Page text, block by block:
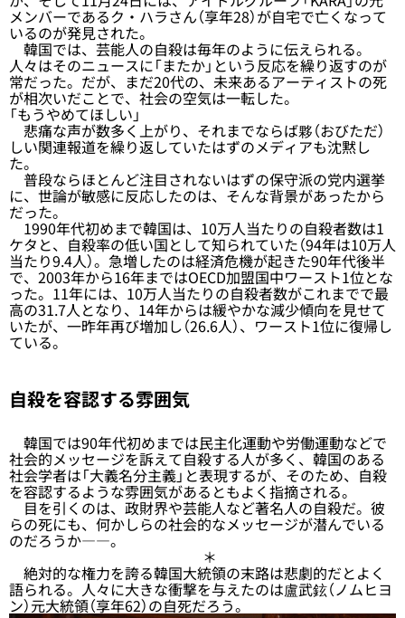
メンバーであるク・ハラさん（享年28）が自宅で亡くなって
いるのが発見された。
韓国では、芸能人の自殺は毎年のように伝えられる。
人々はそのニュースに「またか」という反応を繰り返すのが
常だった。だが、まだ20代の、未来あるアーティストの死
が相次いだことで、社会の空気は一転した。
「もうやめてほしい」
悲痛な声が数多く上がり、それまでならば夥（おびただ）
しい関連報道を繰り返していたはずのメディアも沈黙し
た。
普段ならほとんど注目されないはずの保守派の党内選挙
に、世論が敏感に反応したのは、そんな背景があったから
だった。
1990年代初めまで韓国は、10万人当たりの自殺者数は1
ケタと、自殺率の低い国として知られていた（94年は10万人
当たり9.4人）。急増したのは経済危機が起きた90年代後半
で、2003年から16年まではOECD加盟国中ワースト1位とな
った。11年には、10万人当たりの自殺者数がこれまでで最
高の31.7人となり、14年からは緩やかな減少傾向を見せて
いたが、一昨年再び増加し（26.6人）、ワースト1位に復帰し
ている。
自殺を容認する雰囲気
韓国では90年代初めまでは民主化運動や労働運動などで
社会的メッセージを訴えて自殺する人が多く、韓国のある
社会学者は「大義名分主義」と表現するが、そのため、自殺
を容認するような雰囲気があるともよく指摘される。
目を引くのは、政財界や芸能人など著名人の自殺だ。彼
らの死にも、何かしらの社会的なメッセージが潜んでいる
のだろうか――。
＊
絶対的な権力を誇る韓国大統領の末路は悲劇的だとよく
語られる。人々に大きな衝撃を与えたのは盧武鉉（ノムヒヨ
ン）元大統領（享年62）の自死だろう。